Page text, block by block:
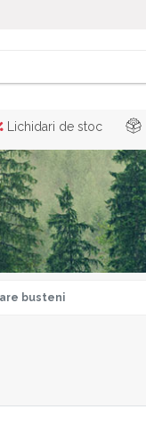
Lichidari de stoc
busteni